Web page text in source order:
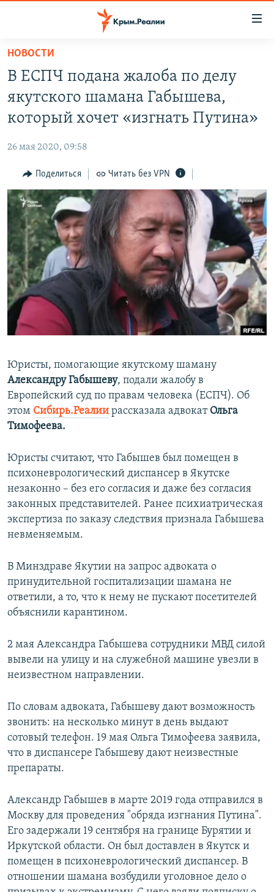
Вернуться
основному
содержанию
Вернутся
главной
Вернутся
поиску
11 ЛЕТ ОККУПАЦИИ КРЫМА. 11 ИСТОРИЙ СОПРОТИВЛЕНИЯ
ВОДА
ЕЩЕ
ИНТЕРАКТИВ
ИНФОГРАФИКА
ТЕЛЕПРОЕКТ КРЫМ.РЕАЛИИ
СОВЕТЫ ПРАВОЗАЩИТНИКОВ
ПРОПАВШИЕ БЕЗ ВЕСТИ
ПОБЕДИТЕЛЕЙ НЕ СУДЯТ?
КРЫМ.НЕПОКОРЕННЫЙ
ELIFBE
РАДІО СВОБОДА
КАК ОБОЙТИ БЛОКИРОВКУ
Українською
Qırımtatar
ПРИСОЕДИНЯЙТЕСЬ!
Все сайты RFE/RL
НОВОСТИ
В ЕСПЧ подана жалоба по делу
якутского шамана Габышева,
который хочет «изгнать Путина»
26 мая 2020, 09:58
Поделиться Читать без VPN
Юристы, помогающие якутскому шаману
Александру Габышеву, подали жалобу в
Европейский суд по правам человека (ЕСПЧ). Об
этом Сибирь.Реалии рассказала адвокат Ольга
Тимофеева.
Юристы считают, что Габышев был помещен в
психоневрологический диспансер в Якутске
незаконно – без его согласия и даже без согласия
законных представителей. Ранее психиатрическая
экспертиза по заказу следствия признала Габышева
невменяемым.
В Минздраве Якутии на запрос адвоката о
принудительной госпитализации шамана не
ответили, а то, что к нему не пускают посетителей
объяснили карантином.
2 мая Александра Габышева сотрудники МВД силой
вывели на улицу и на служебной машине увезли в
неизвестном направлении.
По словам адвоката, Габышеву дают возможность
звонить: на несколько минут в день выдают
сотовый телефон. 19 мая Ольга Тимофеева заявила,
что в диспансере Габышеву дают неизвестные
препараты.
Александр Габышев в марте 2019 года отправился в
Москву для проведения "обряда изгнания Путина".
Его задержали 19 сентября на границе Бурятии и
Иркутской области. Он был доставлен в Якутск и
помещен в психоневрологический диспансер. В
отношении шамана возбудили уголовное дело о